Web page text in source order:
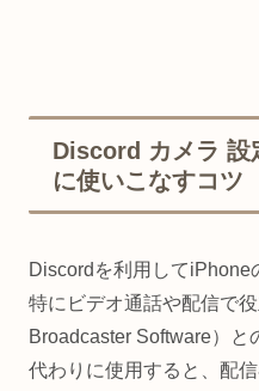
Discord カメラ 設
に使いこなすコツ
Discordを利用してiPhone
特にビデオ通話や配信で
Broadcaster Software）
代わりに使用すると、配